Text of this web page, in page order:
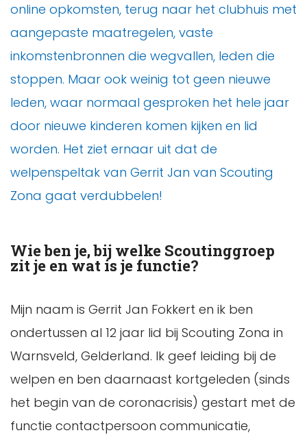
online opkomsten, terug naar het clubhuis met
aangepaste maatregelen, vaste
inkomstenbronnen die wegvallen, leden die
stoppen. Maar ook weinig tot geen nieuwe
leden, waar normaal gesproken het hele jaar
door nieuwe kinderen komen kijken en lid
worden. Het ziet ernaar uit dat de
welpenspeltak van Gerrit Jan van Scouting
Zona gaat verdubbelen!
Wie ben je, bij welke Scoutinggroep
zit je en wat is je functie?
Mijn naam is Gerrit Jan Fokkert en ik ben
ondertussen al 12 jaar lid bij Scouting Zona in
Warnsveld, Gelderland. Ik geef leiding bij de
welpen en ben daarnaast kortgeleden (sinds
het begin van de coronacrisis) gestart met de
functie contactpersoon communicatie,